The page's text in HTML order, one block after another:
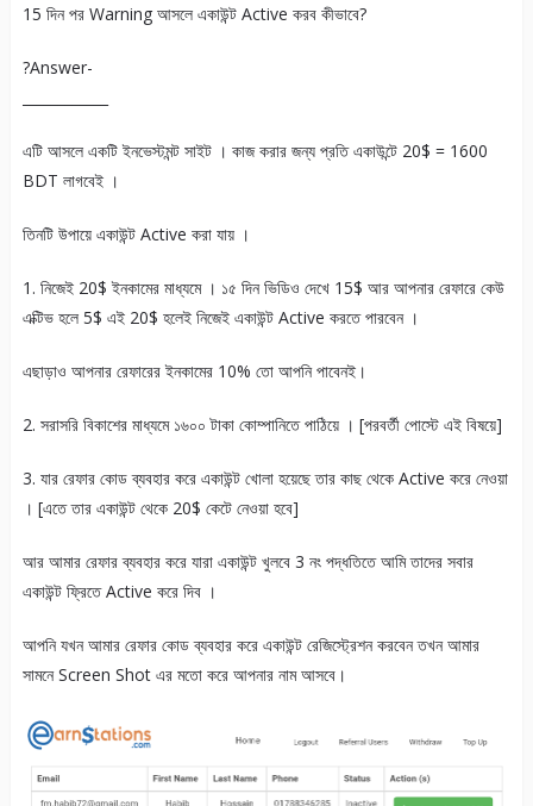
15 দিন পর Warning আসলে একাউন্ট Active করব কীভাবে?
?Answer-
এটি আসলে একটি ইনভেস্টমন্ট সাইট । কাজ করার জন্য প্রতি একাউন্টে 20$ = 1600
BDT লাগবেই ।
তিনটি উপায়ে একাউন্ট Active করা যায় ।
1. নিজেই 20$ ইনকামের মাধ্যমে । ১৫ দিন ভিডিও দেখে 15$ আর আপনার রেফারে কেউ
এক্টিভ হলে 5$ এই 20$ হলেই নিজেই একাউন্ট Active করতে পারবেন ।
এছাড়াও আপনার রেফারের ইনকামের 10% তো আপনি পাবেনই।
2. সরাসরি বিকাশের মাধ্যমে ১৬০০ টাকা কোম্পানিতে পাঠিয়ে । [পরবর্তী পোস্টে এই বিষয়ে]
3. যার রেফার কোড ব্যবহার করে একাউন্ট খোলা হয়েছে তার কাছ থেকে Active করে নেওয়া
। [এতে তার একাউন্ট থেকে 20$ কেটে নেওয়া হবে]
আর আমার রেফার ব্যবহার করে যারা একাউন্ট খুলবে 3 নং পদ্ধতিতে আমি তাদের সবার
একাউন্ট ফ্রিতে Active করে দিব ।
আপনি যখন আমার রেফার কোড ব্যবহার করে একাউন্ট রেজিস্ট্রেশন করবেন তখন আমার
সামনে Screen Shot এর মতো করে আপনার নাম আসবে।